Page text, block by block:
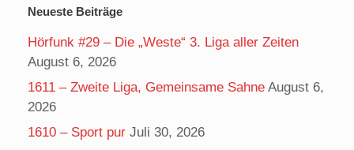
Neueste Beiträge
Hörfunk #29 – Die „Weste“ 3. Liga aller Zeiten
August 6, 2026
1611 – Zweite Liga, Gemeinsame Sahne August 6,
2026
1610 – Sport pur Juli 30, 2026